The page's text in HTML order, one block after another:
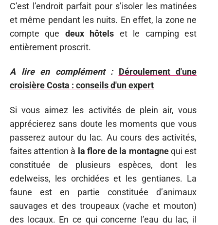
C’est l’endroit parfait pour s’isoler les matinées
et même pendant les nuits. En effet, la zone ne
compte que deux hôtels et le camping est
entièrement proscrit.
A lire en complément :
Déroulement d'une
croisière Costa : conseils d'un expert
Si vous aimez les activités de plein air, vous
apprécierez sans doute les moments que vous
passerez autour du lac. Au cours des activités,
faites attention à la flore de la montagnequi est
constituée de plusieurs espèces, dont les
edelweiss, les orchidées et les gentianes. La
faune est en partie constituée d’animaux
sauvages et des troupeaux (vache et mouton)
des locaux. En ce qui concerne l’eau du lac, il